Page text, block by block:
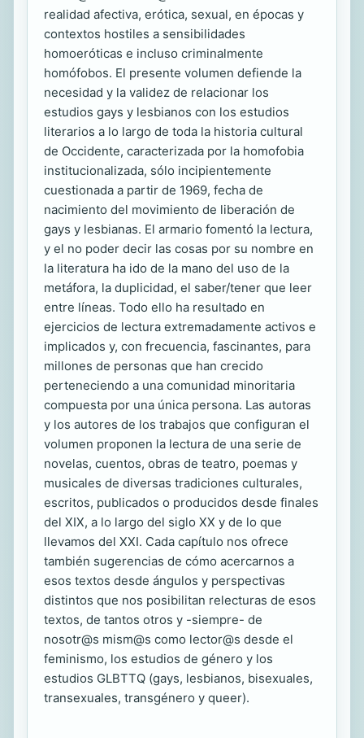
realidad afectiva, erótica, sexual, en épocas y
contextos hostiles a sensibilidades
homoeróticas e incluso criminalmente
homófobos. El presente volumen defiende la
necesidad y la validez de relacionar los
estudios gays y lesbianos con los estudios
literarios a lo largo de toda la historia cultural
de Occidente, caracterizada por la homofobia
institucionalizada, sólo incipientemente
cuestionada a partir de 1969, fecha de
nacimiento del movimiento de liberación de
gays y lesbianas. El armario fomentó la lectura,
y el no poder decir las cosas por su nombre en
la literatura ha ido de la mano del uso de la
metáfora, la duplicidad, el saber/tener que leer
entre líneas. Todo ello ha resultado en
ejercicios de lectura extremadamente activos e
implicados y, con frecuencia, fascinantes, para
millones de personas que han crecido
perteneciendo a una comunidad minoritaria
compuesta por una única persona. Las autoras
y los autores de los trabajos que configuran el
volumen proponen la lectura de una serie de
novelas, cuentos, obras de teatro, poemas y
musicales de diversas tradiciones culturales,
escritos, publicados o producidos desde finales
del XIX, a lo largo del siglo XX y de lo que
llevamos del XXI. Cada capítulo nos ofrece
también sugerencias de cómo acercarnos a
esos textos desde ángulos y perspectivas
distintos que nos posibilitan relecturas de esos
textos, de tantos otros y -siempre- de
nosotr@s mism@s como lector@s desde el
feminismo, los estudios de género y los
estudios GLBTTQ (gays, lesbianos, bisexuales,
transexuales, transgénero y queer).